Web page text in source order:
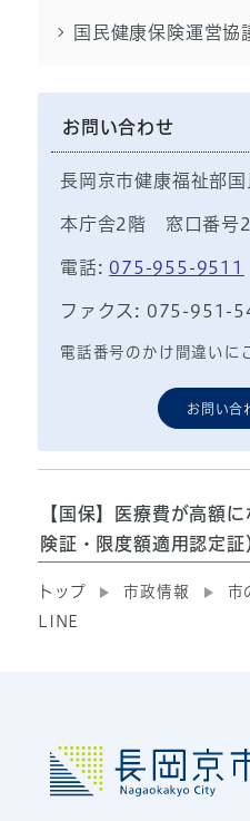
国民健康保険運営協
お問い合わせ
長岡京市健康福祉部
本庁舎2階 窓口番号
電話: 075-955-9511
ファクス: 075-951-
電話番号のかけ間違いに
お問い合
【国保】医療費が高額
険証・限度額適用認定
トップ 市政情報
市
LINE